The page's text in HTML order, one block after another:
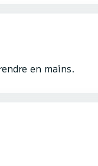
en mains.